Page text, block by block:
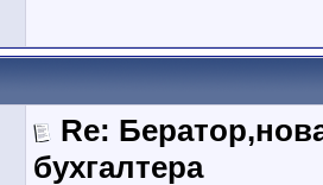
Re:
бухгалтера